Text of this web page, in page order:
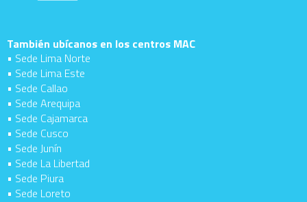
También ubícanos en los centros MAC
• Sede Lima Norte
• Sede Lima Este
• Sede Callao
• Sede Arequipa
• Sede Cajamarca
• Sede Cusco
• Sede Junín
• Sede La Libertad
• Sede Piura
• Sede Loreto